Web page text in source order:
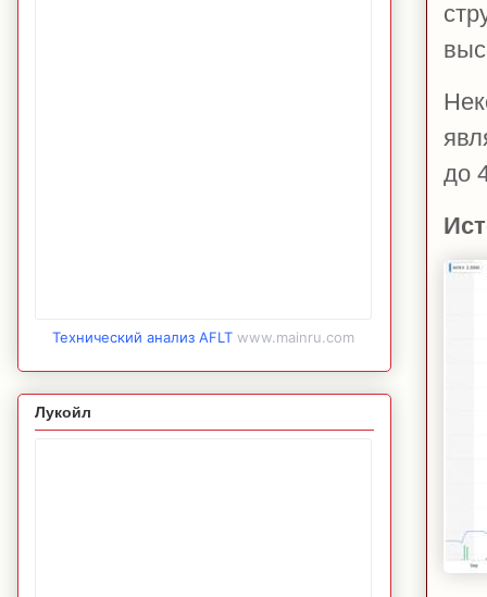
до
Технический анализ AFLT www.mainru.com
Лукойл